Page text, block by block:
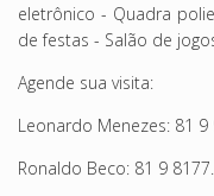
eletrônico - Quadra
de festas - Salão de
Agende sua visita:
Leonardo Menezes: 81 9
Ronaldo Beco: 81 9